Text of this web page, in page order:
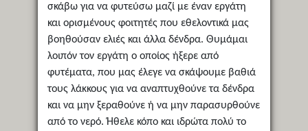
σκάβω για να φυτεύσω μαζί με έναν εργάτη
και ορισμένους φοιτητές που εθελοντικά μας
βοηθούσαν ελιές και άλλα δένδρα. Θυμάμαι
λοιπόν τον εργάτη ο οποίος ήξερε από
φυτέματα, που μας έλεγε να σκάψουμε βαθιά
τους λάκκους για να αναπτυχθούνε τα δένδρα
και να μην ξεραθούνε ή να μην παρασυρθούνε
από το νερό. Ήθελε κόπο και ιδρώτα πολύ το